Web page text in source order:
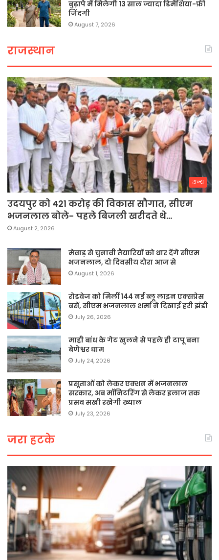
बुढ़ापे में मिलेगी 13 साल ज्यादा डिमेंशिया-फ्री
जिंदगी
August 7, 2026
राजस्थान
राज्य
उदयपुर को 421 करोड़ की विकास सौगात, सीएम
भजनलाल बोले- पहले बिजली खरीदते थे…
August 2, 2026
मेवाड़ से चुनावी तैयारियों को धार देंगे सीएम
भजनलाल, दो दिवसीय दौरा आज से
August 1, 2026
रोडवेज को मिलीं 144 नई ब्लू लाइन एक्सप्रेस
बसें, सीएम भजनलाल शर्मा ने दिखाई हरी झंडी
July 26, 2026
माही बांध के गेट खुलने से पहले ही टापू बना
बेणेश्वर धाम
July 24, 2026
प्रसूताओं को लेकर एक्शन में भजनलाल
सरकार, अब मॉनिटरिंग से लेकर इलाज तक
प्रसव सखी रखेगी ख्याल
July 23, 2026
जरा हटके